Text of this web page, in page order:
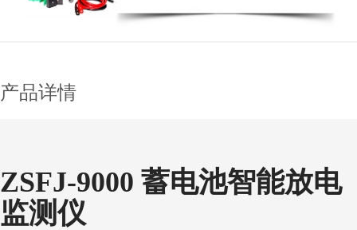
产品详情
ZSFJ-9000 蓄电池智能放电
监测仪